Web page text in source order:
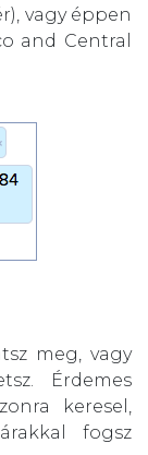
vagy éppen
and Central
meg, vagy
Érdemes
keresel,
fogsz